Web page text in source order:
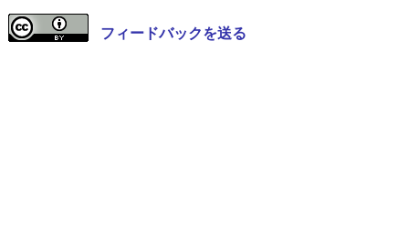
フィードバックを送る